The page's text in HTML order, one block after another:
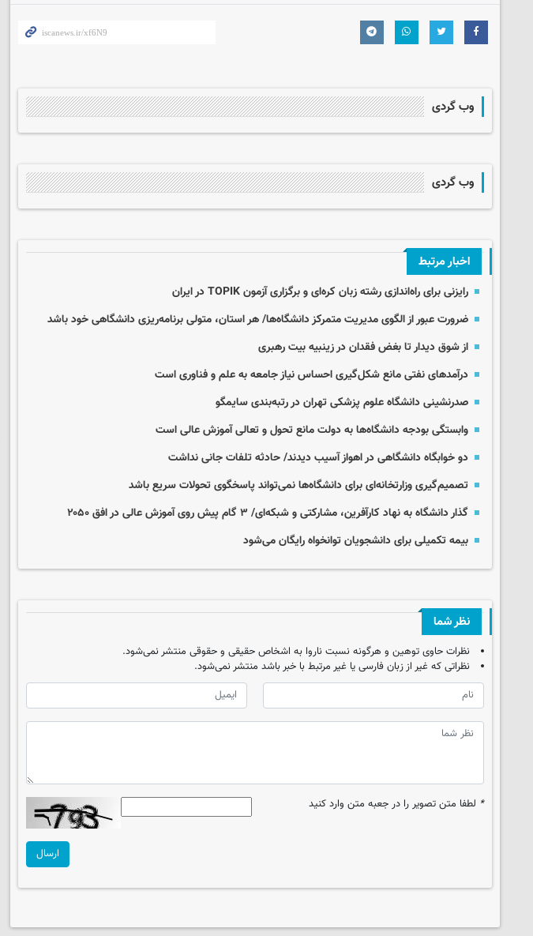
وب گردی
وب گردی
اخبار مرتبط
رایزنی برای راه‌اندازی رشته زبان کره‌ای و برگزاری آزمون TOPIK در ایران
ضرورت عبور از الگوی مدیریت متمرکز دانشگاه‌ها/ هر استان، متولی برنامه‌ریزی دانشگاهی خود باشد
از شوق دیدار تا بغض فقدان در زینبیه بیت رهبری
درآمدهای نفتی مانع شکل‌گیری احساس نیاز جامعه به علم و فناوری است
صدرنشینی دانشگاه علوم پزشکی تهران در رتبه‌بندی سایمگو
وابستگی بودجه‌ دانشگاه‌ها به دولت مانع تحول و تعالی آموزش عالی است
دو خوابگاه دانشگاهی در اهواز آسیب دیدند/ حادثه تلفات جانی نداشت
تصمیم‌گیری وزارتخانه‌ای برای دانشگاه‌ها نمی‌تواند پاسخگوی تحولات سریع باشد
گذار دانشگاه‌ به نهاد کارآفرین، مشارکتی و شبکه‌ای/ ۳ گام پیش روی آموزش عالی در افق ۲۰۵۰
بیمه تکمیلی برای دانشجویان توانخواه رایگان می‌شود
نظر شما
نظرات حاوی توهین و هرگونه نسبت ناروا به اشخاص حقیقی و حقوقی منتشر نمی‌شود.
نظراتی که غیر از زبان فارسی یا غیر مرتبط با خبر باشد منتشر نمی‌شود.
* لطفا متن تصویر را در جعبه متن وارد کنید
ارسال